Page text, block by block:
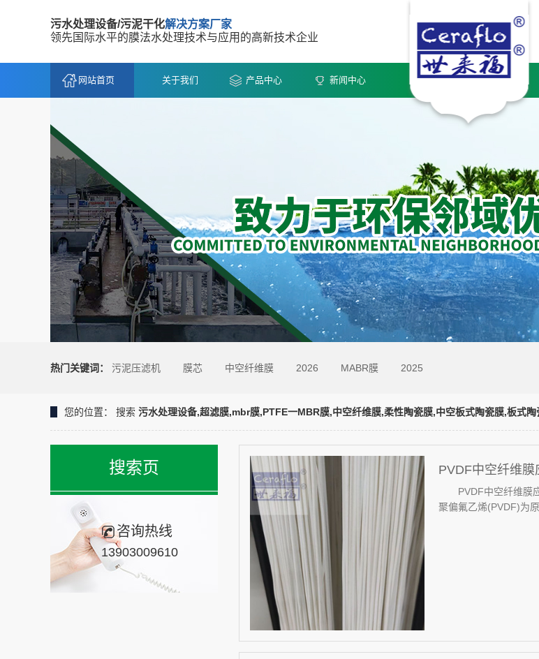
污水处理设备/污泥干化解决方案厂家
领先国际水平的膜法水处理技术与应用的高新技术企业
网站首页 关于我们 产品中心 新闻中心
热门关键词： 污泥压滤机 膜芯 中空纤维膜 2026 MABR膜 2025
您的位置： 搜索 污水处理设备,超滤膜,mbr膜,PTFE一MBR膜,中空纤维膜,柔性陶瓷膜,中空板式陶瓷膜,板式陶
搜索页
咨询热线
13903009610
PVDF中空纤维膜
PVDF中空纤维膜
聚偏氟乙烯(PVDF)为